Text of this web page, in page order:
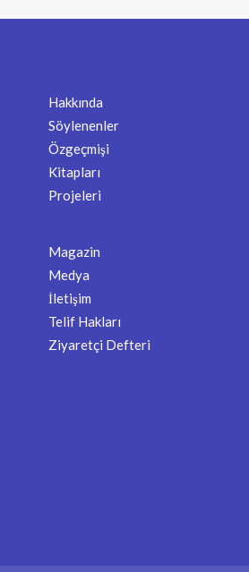
Hakkında
Söylenenler
Özgeçmişi
Kitapları
Projeleri
Magazin
Medya
İletişim
Telif Hakları
Ziyaretçi Defteri